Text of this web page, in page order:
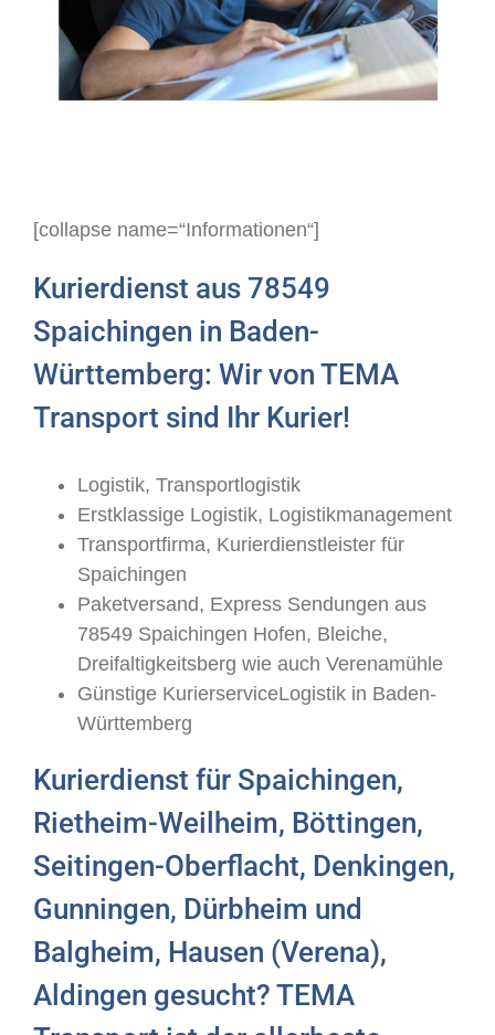
[collapse name=“Informationen“]
Kurierdienst aus 78549
Spaichingen in Baden-
Württemberg: Wir von TEMA
Transport sind Ihr Kurier!
Logistik, Transportlogistik
Erstklassige Logistik, Logistikmanagement
Transportfirma, Kurierdienstleister für
Spaichingen
Paketversand, Express Sendungen aus
78549 Spaichingen Hofen, Bleiche,
Dreifaltigkeitsberg wie auch Verenamühle
Günstige KurierserviceLogistik in Baden-
Württemberg
Kurierdienst für Spaichingen,
Rietheim-Weilheim, Böttingen,
Seitingen-Oberflacht, Denkingen,
Gunningen, Dürbheim und
Balgheim, Hausen (Verena),
Aldingen gesucht? TEMA